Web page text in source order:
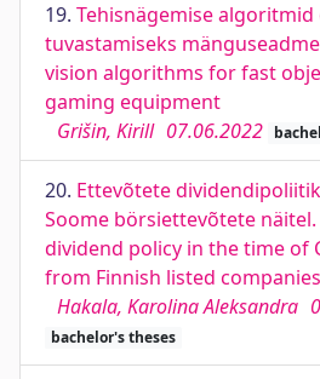
19. Tehisnägemise
tuvastamiseks
vision algorithms for fast
gaming equipment
Grišin, Kirill 07.06.2022
20. Ettevõtete
Soome börsiettevõtete
dividend policy in the time of
from Finnish listed companies
Hakala, Karolina Aleksandra
bachelor's theses